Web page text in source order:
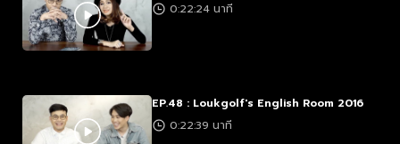
0:22:24 นาที
EP.48 : Loukgolf's English Room 2016
0:22:39 นาที